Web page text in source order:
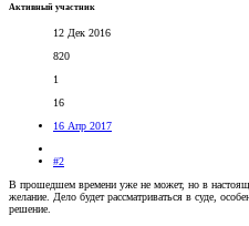
Активный участник
12 Дек 2016
820
1
16
16 Апр 2017
#2
В прошедшем времени уже не может, но в
желание. Дело будет рассматриваться в суде,
решение.